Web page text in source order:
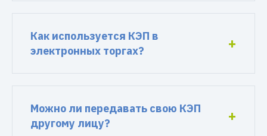
Как используется КЭП в
электронных торгах?
Можно ли передавать свою КЭП
другому лицу?